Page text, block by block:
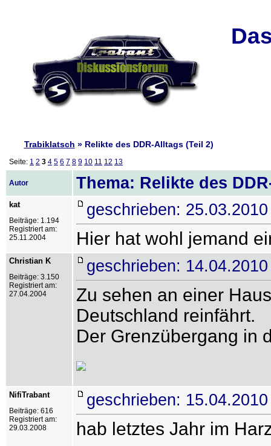
Trabiklatsch » Relikte des DDR-Alltags (Teil 2)
Seite: 1 2 3 4 5 6 7 8 9 10 11 12 13
Autor Thema: Relikte des
kat
Beiträge: 1.194
Registriert am:
25.11.2004
geschrieben:
Hier hat wohl jemand
Christian K
Beiträge: 3.150
Registriert am:
27.04.2004
geschrieben:
Zu sehen an einer
Deutschland reinfährt.
Der Grenzübergang in
NifiTrabant
Beiträge: 616
Registriert am:
29.03.2008
geschrieben:
hab letztes Jahr im